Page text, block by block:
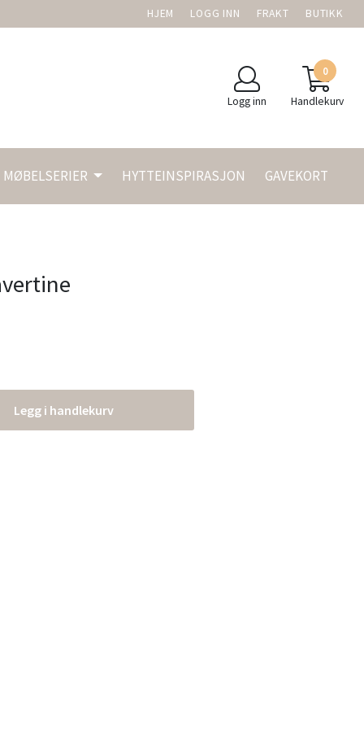
HJEM LOGG INN FRAKT BUTIKK
Logg inn
0
Handlekurv
MØBELSERIER HYTTEINSPIRASJON GAVEKORT
Legg i handlekurv